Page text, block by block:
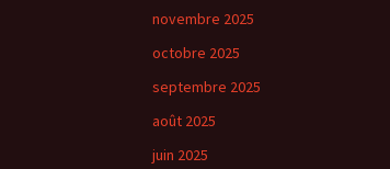
novembre 2025
octobre 2025
septembre 2025
août 2025
juin 2025